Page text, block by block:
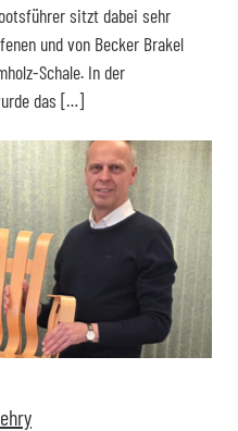
sitzt dabei sehr
und von Becker Brakel
Schale. In der
das […]